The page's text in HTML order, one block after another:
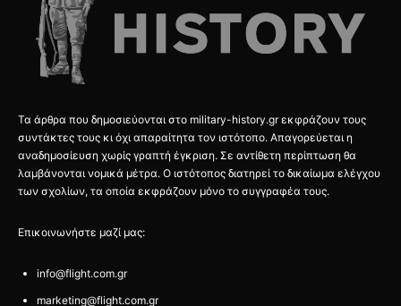
Τα άρθρα που δημοσιεύονται στο military-history.gr εκφράζουν τους
συντάκτες τους κι όχι απαραίτητα τον ιστότοπο. Απαγορεύεται η
αναδημοσίευση χωρίς γραπτή έγκριση. Σε αντίθετη περίπτωση θα
λαμβάνονται νομικά μέτρα. Ο ιστότοπος διατηρεί το δικαίωμα ελέγχου
των σχολίων, τα οποία εκφράζουν μόνο το συγγραφέα τους.
Επικοινωνήστε μαζί μας:
info@flight.com.gr
marketing@flight.com.gr